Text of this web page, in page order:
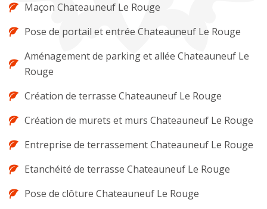
Maçon Chateauneuf Le Rouge
Pose de portail et entrée Chateauneuf Le Rouge
Aménagement de parking et allée Chateauneuf Le
Rouge
Création de terrasse Chateauneuf Le Rouge
Création de murets et murs Chateauneuf Le Rouge
Entreprise de terrassement Chateauneuf Le Rouge
Etanchéité de terrasse Chateauneuf Le Rouge
Pose de clôture Chateauneuf Le Rouge